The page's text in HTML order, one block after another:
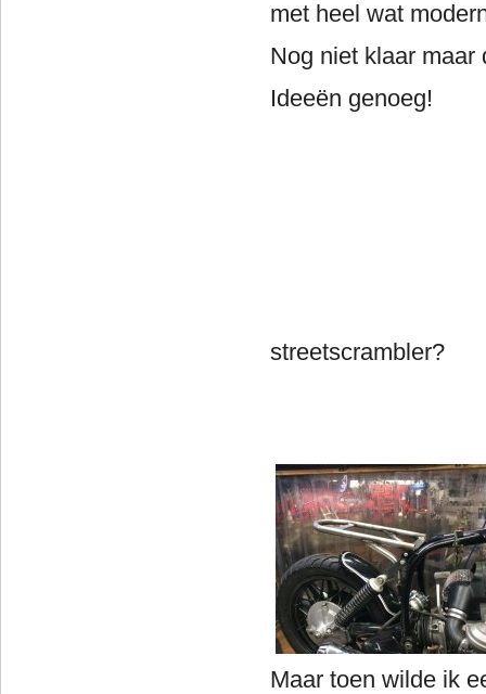
met heel wat
Nog niet klaar maar
Ideeën genoeg!
streetscrambler?
Maar toen wilde